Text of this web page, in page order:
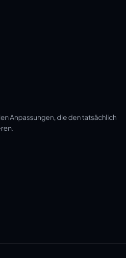
Anpassungen, die den tatsächlich